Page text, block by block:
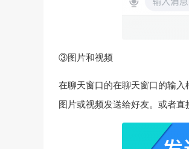
③图片和视频
在聊天窗口的在聊天窗口的输
图片或视频发送给好友。或者